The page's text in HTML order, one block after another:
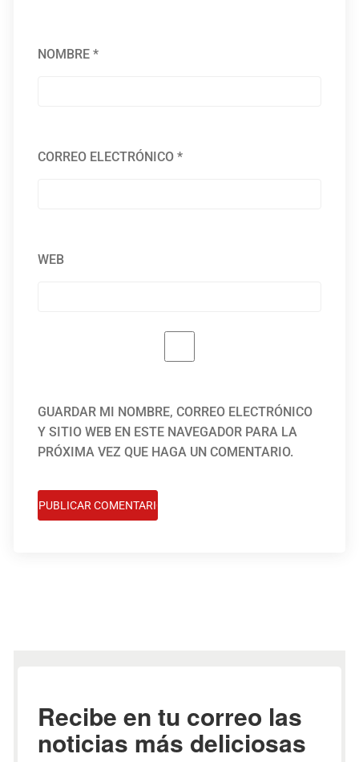
NOMBRE*
CORREO ELECTRÓNICO*
WEB
GUARDAR MI NOMBRE, CORREO ELECTRÓNICO
Y SITIO WEB EN ESTE NAVEGADOR PARA LA
PRÓXIMA VEZ QUE HAGA UN COMENTARIO.